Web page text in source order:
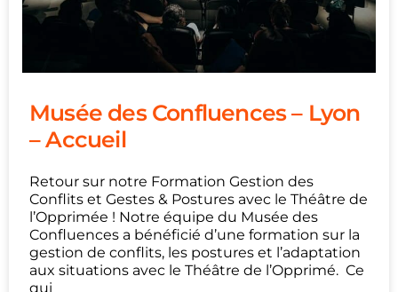
Musée des Confluences – Lyon
– Accueil
Retour sur notre Formation Gestion des
Conflits et Gestes & Postures avec le Théâtre de
l’Opprimée ! Notre équipe du Musée des
Confluences a bénéficié d’une formation sur la
gestion de conflits, les postures et l’adaptation
aux situations avec le Théâtre de l’Opprimé. Ce
qui